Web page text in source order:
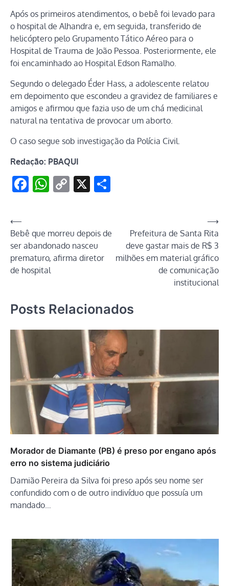
Após os primeiros atendimentos, o bebê foi levado para
o hospital de Alhandra e, em seguida, transferido de
helicóptero pelo Grupamento Tático Aéreo para o
Hospital de Trauma de João Pessoa. Posteriormente, ele
foi encaminhado ao Hospital Edson Ramalho.
Segundo o delegado Éder Hass, a adolescente relatou
em depoimento que escondeu a gravidez de familiares e
amigos e afirmou que fazia uso de um chá medicinal
natural na tentativa de provocar um aborto.
O caso segue sob investigação da Polícia Civil.
Redação: PBAQUI
Facebook
WhatsApp
Copy
X
Navegação
de
Post
⟵
Bebê que morreu depois de
ser abandonado nasceu
prematuro, afirma diretor
de hospital
Prefeitura de Santa Rita
deve gastar mais de R$ 3
milhões em material gráfico
de comunicação
institucional
⟶
Posts Relacionados
Morador de Diamante (PB) é preso por engano após
erro no sistema judiciário
Damião Pereira da Silva foi preso após seu nome ser
confundido com o de outro indivíduo que possuía um
mandado…